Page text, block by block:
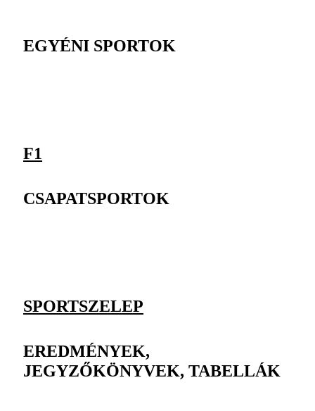
EGYÉNI SPORTOK
F1
CSAPATSPORTOK
SPORTSZELEP
EREDMÉNYEK,
JEGYZŐKÖNYVEK, TABELLÁK